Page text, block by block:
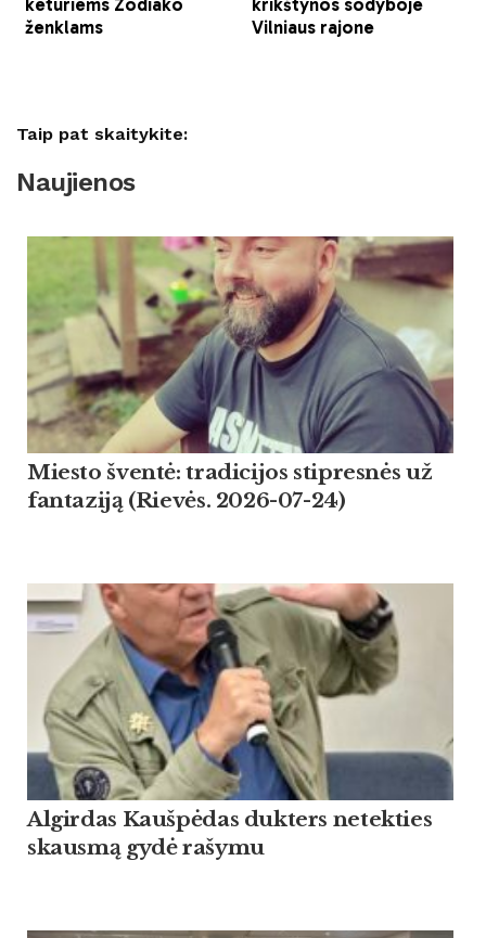
Taip pat skaitykite:
Naujienos
Miesto šventė: tradicijos stipresnės už
fantaziją (Rievės. 2026-07-24)
Algirdas Kaušpėdas dukters netekties
skausmą gydė rašymu